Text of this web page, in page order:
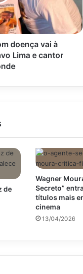
doença vai à
Lima e cantor
de
Wagner
Secreto”
títulos mais
cinema
13/04/2026